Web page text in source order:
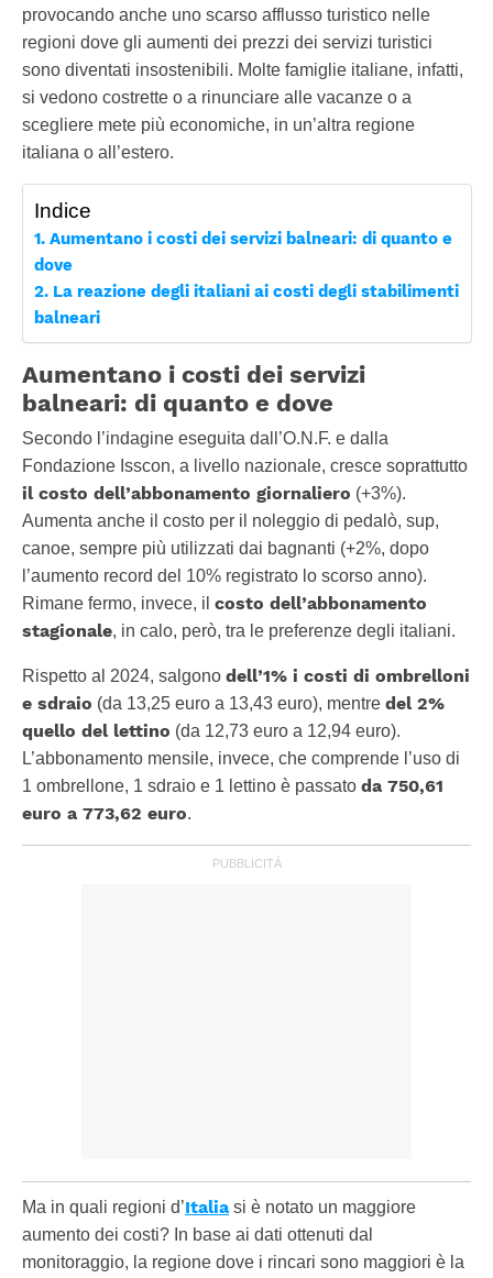
provocando anche uno scarso afflusso turistico nelle
regioni dove gli aumenti dei prezzi dei servizi turistici
sono diventati insostenibili. Molte famiglie italiane, infatti,
si vedono costrette o a rinunciare alle vacanze o a
scegliere mete più economiche, in un’altra regione
italiana o all’estero.
Indice
Aumentano i costi dei servizi balneari: di quanto e
dove
La reazione degli italiani ai costi degli stabilimenti
balneari
Aumentano i costi dei servizi
balneari: di quanto e dove
Secondo l’indagine eseguita dall’O.N.F. e dalla
Fondazione Isscon, a livello nazionale, cresce soprattutto
il costo dell’abbonamento giornaliero (+3%).
Aumenta anche il costo per il noleggio di pedalò, sup,
canoe, sempre più utilizzati dai bagnanti (+2%, dopo
l’aumento record del 10% registrato lo scorso anno).
Rimane fermo, invece, il costo dell’abbonamento
stagionale, in calo, però, tra le preferenze degli italiani.
Rispetto al 2024, salgono dell’1% i costi di ombrelloni
e sdraio (da 13,25 euro a 13,43 euro), mentre del 2%
quello del lettino (da 12,73 euro a 12,94 euro).
L’abbonamento mensile, invece, che comprende l’uso di
1 ombrellone, 1 sdraio e 1 lettino è passato da 750,61
euro a 773,62 euro.
Ma in quali regioni d’Italiasi è notato un maggiore
aumento dei costi? In base ai dati ottenuti dal
monitoraggio, la regione dove i rincari sono maggiori è la